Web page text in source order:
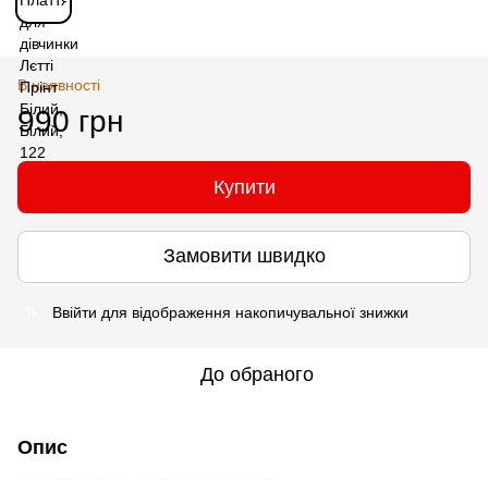
В наявності
990 грн
Купити
Замовити швидко
Ввійти для відображення накопичувальної знижки
До обраного
Опис